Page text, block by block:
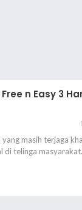
n Easy 3
masih terjaga
di telinga